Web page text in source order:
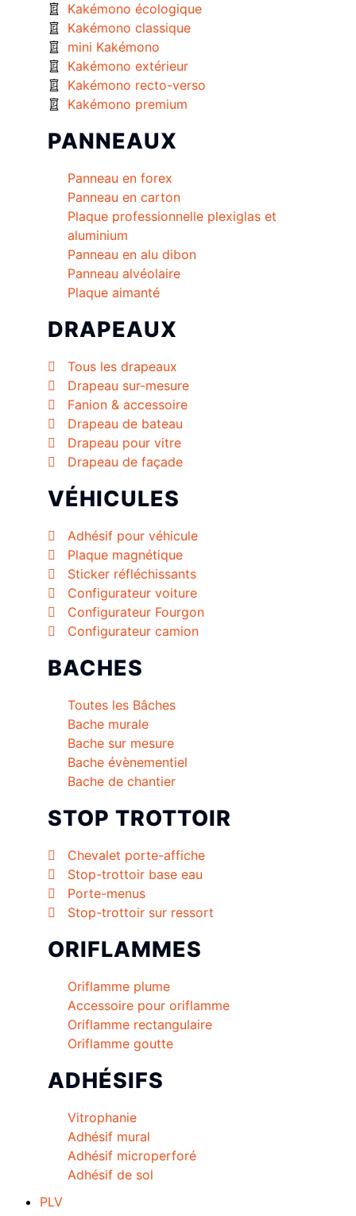
Kakémono écologique
Kakémono classique
mini Kakémono
Kakémono extérieur
Kakémono recto-verso
Kakémono premium
PANNEAUX
Panneau en forex
Panneau en carton
Plaque professionnelle plexiglas et
aluminium
Panneau en alu dibon
Panneau alvéolaire
Plaque aimanté
DRAPEAUX
Tous les drapeaux
Drapeau sur-mesure
Fanion & accessoire
Drapeau de bateau
Drapeau pour vitre
Drapeau de façade
VÉHICULES
Adhésif pour véhicule
Plaque magnétique
Sticker réfléchissants
Configurateur voiture
Configurateur Fourgon
Configurateur camion
BACHES
Toutes les Bâches
Bache murale
Bache sur mesure
Bache évènementiel
Bache de chantier
STOP TROTTOIR
Chevalet porte-affiche
Stop-trottoir base eau
Porte-menus
Stop-trottoir sur ressort
ORIFLAMMES
Oriflamme plume
Accessoire pour oriflamme
Oriflamme rectangulaire
Oriflamme goutte
ADHÉSIFS
Vitrophanie
Adhésif mural
Adhésif microperforé
Adhésif de sol
PLV